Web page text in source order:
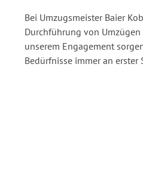
Bei Umzugsmeister Baier
Durchführung von
unserem Engagement
Bedürfnisse immer an erster